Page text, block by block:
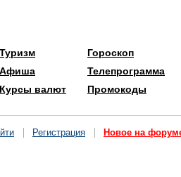
Туризм
Афиша
Курсы валют
Гороскоп
Телепрограмма
Промокоды
Регистрация Новое на